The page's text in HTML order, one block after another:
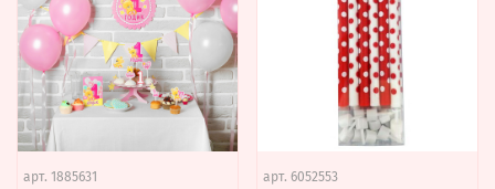
арт. 1885631 арт. 6052553